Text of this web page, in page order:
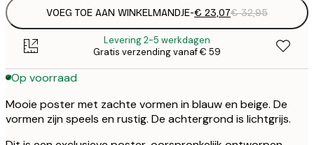
VOEG TOE AAN WINKELMANDJE-€ 23,07€ 32,95
Levering 2-5 werkdagen
Gratis verzending vanaf € 59
Op voorraad
Mooie poster met zachte vormen in blauw en beige. De
vormen zijn speels en rustig. De achtergrond is lichtgrijs.